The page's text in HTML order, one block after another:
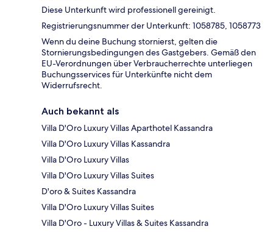
Diese Unterkunft wird professionell gereinigt.
Registrierungsnummer der Unterkunft: 1058785, 1058773
Wenn du deine Buchung stornierst, gelten die
Stornierungsbedingungen des Gastgebers. Gemäß den
EU-Verordnungen über Verbraucherrechte unterliegen
Buchungsservices für Unterkünfte nicht dem
Widerrufsrecht.
Auch bekannt als
Villa D'Oro Luxury Villas Aparthotel Kassandra
Villa D'Oro Luxury Villas Kassandra
Villa D'Oro Luxury Villas
Villa D'Oro Luxury Villas Suites
D'oro & Suites Kassandra
Villa D'Oro Luxury Villas Suites
Villa D'Oro - Luxury Villas & Suites Kassandra